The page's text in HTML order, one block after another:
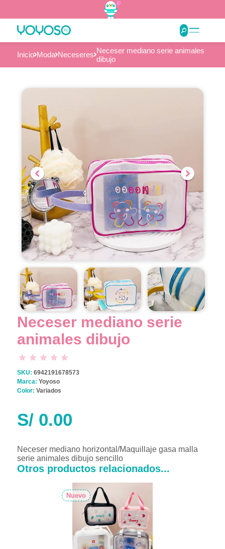
Inicio Moda Neceseres Neceser mediano serie animales
dibujo
Neceser mediano serie
animales dibujo
SKU: 6942191678573
Marca: Yoyoso
Color: Variados
S/0.00
Neceser mediano horizontal/Maquillaje gasa malla
serie animales dibujo sencillo
Otros productos relacionados...
Nuevo